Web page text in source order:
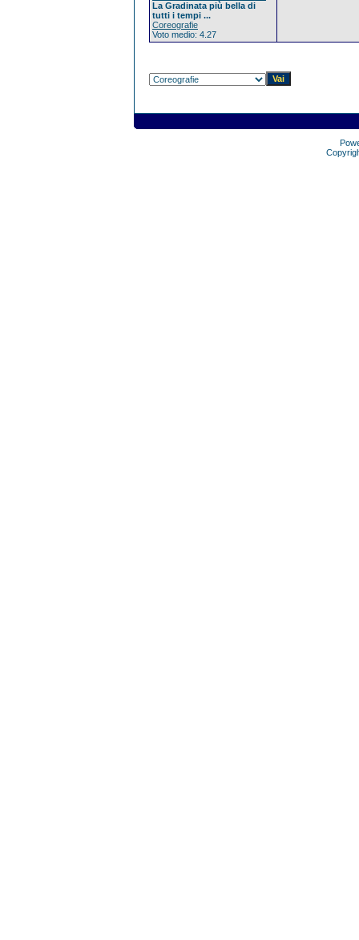
La Gradinata più bella di
tutti i tempi ...
Coreografie
Voto medio: 4.27